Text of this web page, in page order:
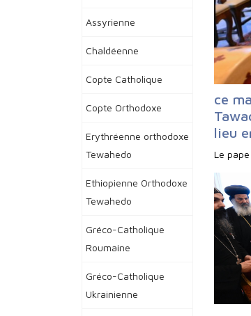
Assyrienne
Chaldéenne
Copte Catholique
Copte Orthodoxe
Erythréenne orthodoxe
Tewahedo
Ethiopienne Orthodoxe
Tewahedo
Gréco-Catholique
Roumaine
Gréco-Catholique
Ukrainienne
ce
lieu
Le